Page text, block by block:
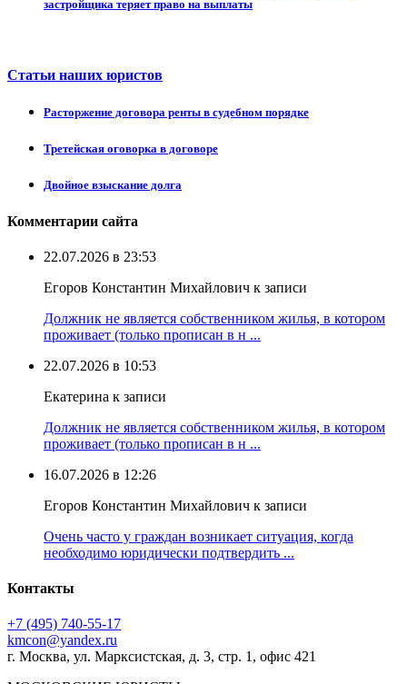
застройщика теряет право на выплаты
Статьи наших юристов
Расторжение договора ренты в судебном порядке
Третейская оговорка в договоре
Двойное взыскание долга
Комментарии сайта
22.07.2026 в 23:53
Егоров Константин Михайлович к записи
Должник не является собственником жилья, в котором
проживает (только прописан в н ...
22.07.2026 в 10:53
Екатерина к записи
Должник не является собственником жилья, в котором
проживает (только прописан в н ...
16.07.2026 в 12:26
Егоров Константин Михайлович к записи
Очень часто у граждан возникает ситуация, когда
необходимо юридически подтвердить ...
Контакты
+7 (495) 740‑55‑17
kmcon@yandex.ru
г. Москва, ул. Марксистская, д. 3, стр. 1, офис 421